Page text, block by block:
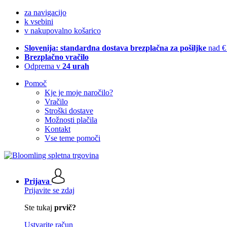
za navigacijo
k vsebini
v nakupovalno košarico
Slovenija: standardna dostava brezplačna za pošiljke nad
Brezplačno vračilo
Odprema v 24 urah
Pomoč
Kje je moje naročilo?
Vračilo
Stroški dostave
Možnosti plačila
Kontakt
Vse teme pomoči
Prijava
Prijavite se zdaj
Ste tukaj prvič?
Ustvarite račun